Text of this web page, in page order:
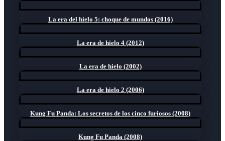
La era del hielo 5: choque de mundos (2016)
La era de hielo 4 (2012)
La era de hielo (2002)
La era de hielo 2 (2006)
Kung Fu Panda: Los secretos de los cinco furiosos (2008)
Kung Fu Panda (2008)